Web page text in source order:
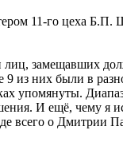
11-го цеха
замещавших
них были в
упомянуты.
И ещё, чему я
всего о